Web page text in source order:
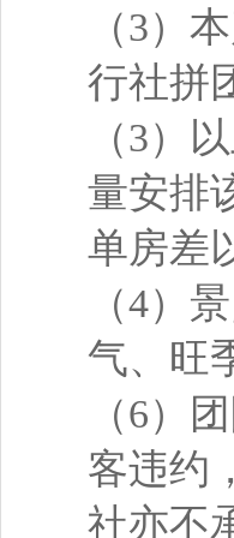
（3）
行社拼
（3）
量安排
单房差
（4）
气、旺
（6）
客违约
社亦不